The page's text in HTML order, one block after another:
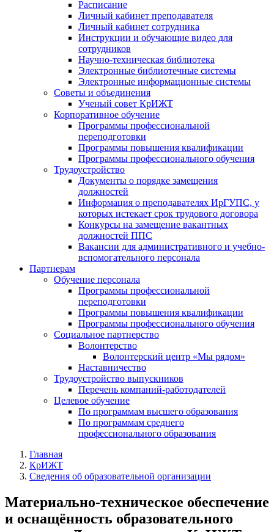
Расписание
Личный кабинет преподавателя
Личный кабинет сотрудника
Инструкции и обучающие видео для
сотрудников
Научно-техническая библиотека
Электронные библиотечные системы
Электронные информационные системы
Советы и объединения
Ученый совет КрИЖТ
Корпоративное обучение
Программы профессиональной
переподготовки
Программы повышения квалификации
Программы профессионального обучения
Трудоустройство
Документы о порядке замещения
должностей
Информация о преподавателях ИрГУПС, у
которых истекает срок трудового договора
Конкурсы на замещение вакантных
должностей ППС
Вакансии для административного и учебно-
вспомогательного персонала
Партнерам
Обучение персонала
Программы профессиональной
переподготовки
Программы повышения квалификации
Программы профессионального обучения
Социальное партнерство
Волонтерство
Волонтерский центр «Мы рядом»
Наставничество
Трудоустройство выпускников
Перечень компаний-работодателей
Целевое обучение
По программам высшего образования
По программам среднего
профессионального образования
Главная
КрИЖТ
Сведения об образовательной организации
Материально-техническое обеспечение
и оснащённость образовательного